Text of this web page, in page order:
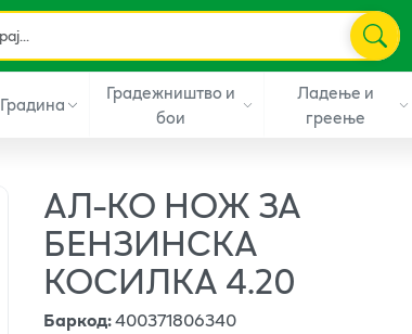
Градина
Градежништво и
бои
Ладење и
греење
АЛ-КО НОЖ ЗА
БЕНЗИНСКА
КОСИЛКА 4.20
Баркод:400371806340